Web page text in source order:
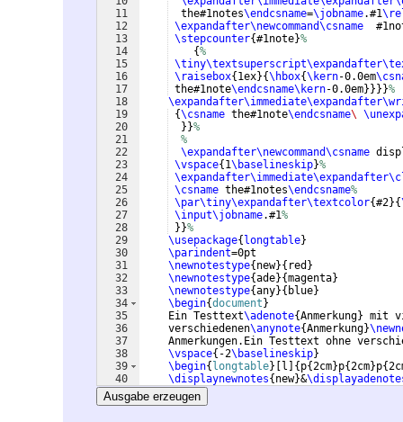
11
12
13
14
15
16
17
18
19
20
21
22
23
24
25
26
27
28
29
30
31
32
33
34
35
36
37
38
39
40
41
  the#1notes
\endcsname=\jobname.#1
\expandafter\newcommand\csname
\stepcounter{#1note}%
{%
\raisebox{ 1ex}{\hbox{\kern-0.0em
the#1note\endcsname\kern-0.0em}}}}%
{\csname the#1note\endcsname\
}}%
%
\expandafter\newcommand\csname
\vspace{ 1\baselineskip}%
\csname the#1notes\endcsname%
\par\tiny\expandafter\textcolor{#2}{
\input\jobname.#1%
}}%
\usepackage{ longtable}
\parindent=0pt
\newnotestype{ new}{ red }
\newnotestype{ade}{magenta}
\newnotestype{any}{ blue}
\begin{document }
    Ein Testtext
\adenote{Anmerkung} mit
    verschiedenen
\anynote{Anmerkung}
Anmerkungen.Ein Testtext ohne
\vspace{ -2\baselineskip}
\begin{ longtable} l { p{2cm}p{2cm}p{
\displaynewnotes{ new}&
\end{longtable
Ausgabe erzeugen